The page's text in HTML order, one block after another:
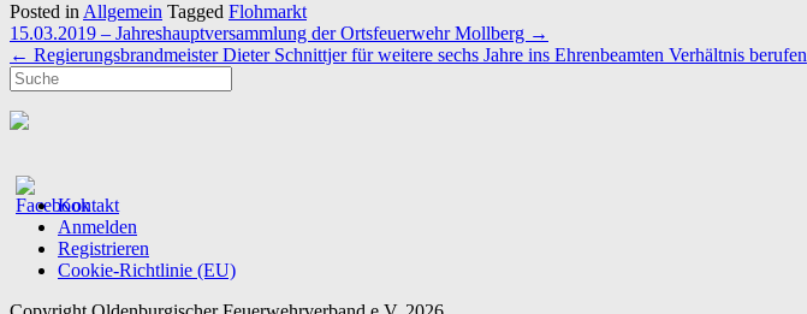
Posted in Allgemein Tagged Flohmarkt
Post
navigation
15.03.2019 – Jahreshauptversammlung der Ortsfeuerwehr Mollberg →
← Regierungsbrandmeister Dieter Schnittjer für weitere sechs Jahre ins Ehrenbeamten Verhältnis berufen
Kontakt
Anmelden
Registrieren
Cookie-Richtlinie (EU)